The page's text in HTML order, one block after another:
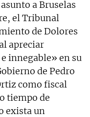
a Bruselas
el Tribunal
de Dolores
apreciar
innegable» en su
de Pedro
como fiscal
tiempo de
exista un